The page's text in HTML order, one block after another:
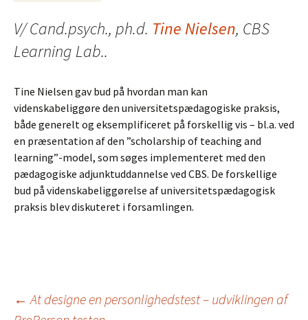
V/ Cand.psych., ph.d. Tine Nielsen, CBS
Learning Lab..
Tine Nielsen gav bud på hvordan man kan
videnskabeliggøre den universitetspædagogiske praksis,
både generelt og eksemplificeret på forskellig vis – bl.a. ved
en præsentation af den ”scholarship of teaching and
learning”-model, som søges implementeret med den
pædagogiske adjunktuddannelse ved CBS. De forskellige
bud på videnskabeliggørelse af universitetspædagogisk
praksis blev diskuteret i forsamlingen.
Indlægsnavigation
← At designe en personlighedstest – udviklingen af